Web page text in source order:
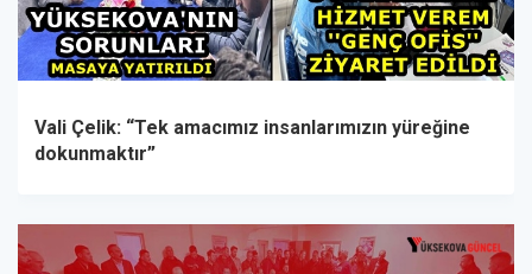
Vali Çelik: “Tek amacımız insanlarımızın yüreğine
dokunmaktır”